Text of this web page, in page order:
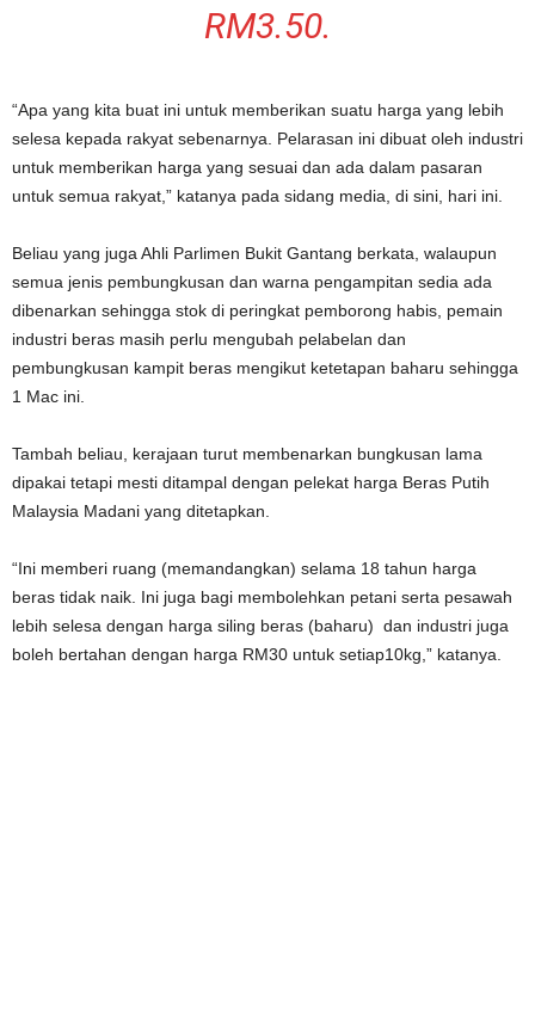
RM3.50.
“Apa yang kita buat ini untuk memberikan suatu harga yang lebih
selesa kepada rakyat sebenarnya. Pelarasan ini dibuat oleh industri
untuk memberikan harga yang sesuai dan ada dalam pasaran
untuk semua rakyat,” katanya pada sidang media, di sini, hari ini.
Beliau yang juga Ahli Parlimen Bukit Gantang berkata, walaupun
semua jenis pembungkusan dan warna pengampitan sedia ada
dibenarkan sehingga stok di peringkat pemborong habis, pemain
industri beras masih perlu mengubah pelabelan dan
pembungkusan kampit beras mengikut ketetapan baharu sehingga
1 Mac ini.
Tambah beliau, kerajaan turut membenarkan bungkusan lama
dipakai tetapi mesti ditampal dengan pelekat harga Beras Putih
Malaysia Madani yang ditetapkan.
“Ini memberi ruang (memandangkan) selama 18 tahun harga
beras tidak naik. Ini juga bagi membolehkan petani serta pesawah
lebih selesa dengan harga siling beras (baharu) dan industri juga
boleh bertahan dengan harga RM30 untuk setiap10kg,” katanya.